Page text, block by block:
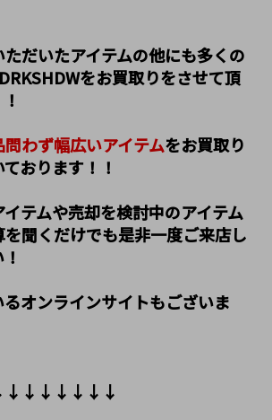
だいたアイテムの他にも多くの
をお買取りをさせて頂
わず幅広いアイテムをお買取り
おります！！
テムや売却を検討中のアイテム
聞くだけでも是非一度ご来店し
オンラインサイトもございま